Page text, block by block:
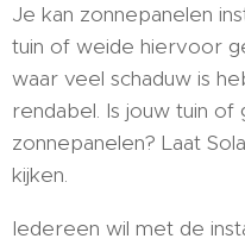
Je kan zonnepanelen
tuin of weide hiervoor
waar veel schaduw is
rendabel. Is jouw tuin
zonnepanelen? Laat
kijken.
Iedereen wil met de